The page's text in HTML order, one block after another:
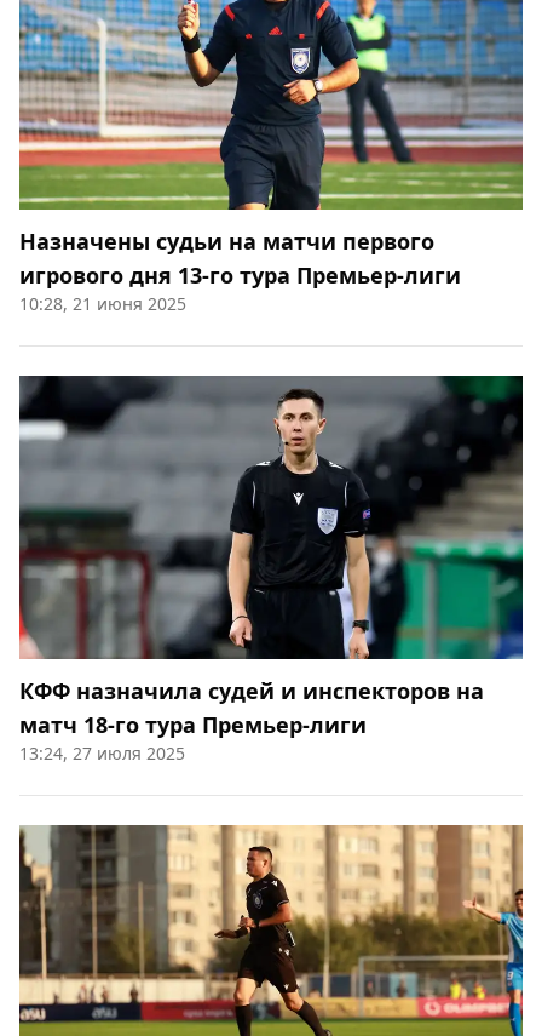
Назначены судьи на матчи первого
игрового дня 13-го тура Премьер-лиги
10:28, 21 июня 2025
КФФ назначила судей и инспекторов на
матч 18-го тура Премьер-лиги
13:24, 27 июля 2025